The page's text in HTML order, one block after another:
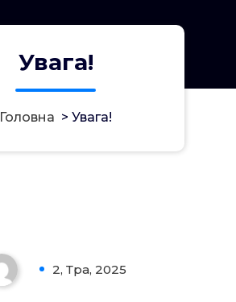
Увага!
Головна > Увага!
2, Тра, 2025